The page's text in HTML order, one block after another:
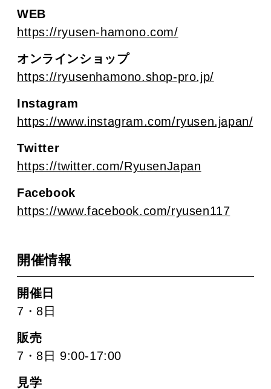
WEB
https://ryusen-hamono.com/
オンラインショップ
https://ryusenhamono.shop-pro.jp/
Instagram
https://www.instagram.com/ryusen.japan/
Twitter
https://twitter.com/RyusenJapan
Facebook
https://www.facebook.com/ryusen117
開催情報
開催日
7・8日
販売
7・8日 9:00-17:00
見学